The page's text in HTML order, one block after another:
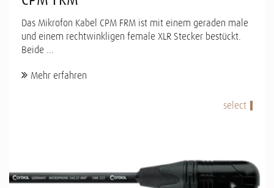
Das Mikrofon Kabel CPM FRM ist mit einem geraden male
und einem rechtwinkligen female XLR Stecker bestückt.
Beide ...
Mehr erfahren
select